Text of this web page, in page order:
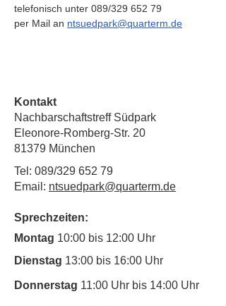
telefonisch unter 089/329 652 79
per Mail an ntsuedpark@quarterm.de
Kontakt
Nachbarschaftstreff Südpark
Eleonore-Romberg-Str. 20
81379 München
Tel: 089/329 652 79
Email: ntsuedpark@quarterm.de
Sprechzeiten:
Montag 10:00 bis 12:00 Uhr
Dienstag 13:00 bis 16:00 Uhr
Donnerstag 11:00 Uhr bis 14:00 Uhr